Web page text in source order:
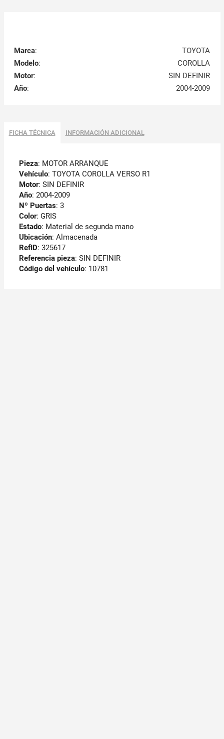
Marca:
TOYOTA
Modelo:
COROLLA
Motor:
SIN DEFINIR
Año: 2004-2009
FICHA TÉCNICA INFORMACIÓN ADICIONAL
Pieza: MOTOR ARRANQUE
Vehículo: TOYOTA COROLLA VERSO R1
Motor: SIN DEFINIR
Año: 2004-2009
Nº Puertas: 3
Color: GRIS
Estado: Material de segunda mano
Ubicación: Almacenada
RefID: 325617
Referencia pieza: SIN DEFINIR
Código del vehículo: 10781